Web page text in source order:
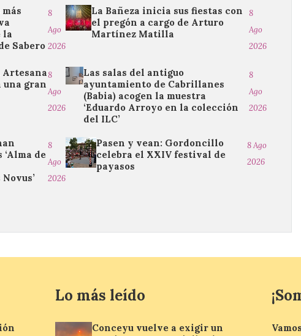
la
Sabero
8
Ago
2026
La Bañeza inicia sus fiestas con
el pregón a cargo de Arturo
Martínez Matilla
8
Ago
2026
Artesana
una gran
8
Ago
2026
Las salas del antiguo
ayuntamiento de Cabrillanes
(Babia) acogen la muestra
‘Eduardo Arroyo en la colección
del ILC’
8
Ago
2026
de
8
Ago
2026
Pasen y vean: Gordoncillo
celebra el XXIV festival de
payasos
8 Ago
2026
Lo más leído
Conceyu vuelve a exigir un